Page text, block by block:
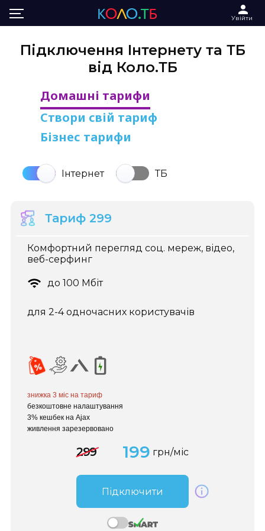
Увійти
Головна Підключення Інтернету та ТБ від Коло.ТБ
Підключення Інтернету та ТБ
від Коло.ТБ
Домашні тарифи
Створи свій тариф
Бізнес тарифи
Інтернет ТБ
Тариф 299
Комфортний перегляд соц. мереж, відео,
веб-серфинг
до 100 Мбіт
для 2-4 одночасних користувачів
знижка 3 міс на тариф
безкоштовне налаштування
3% кешбек на Ajax
живлення зарезервовано
299 199 грн/міс
Підключити